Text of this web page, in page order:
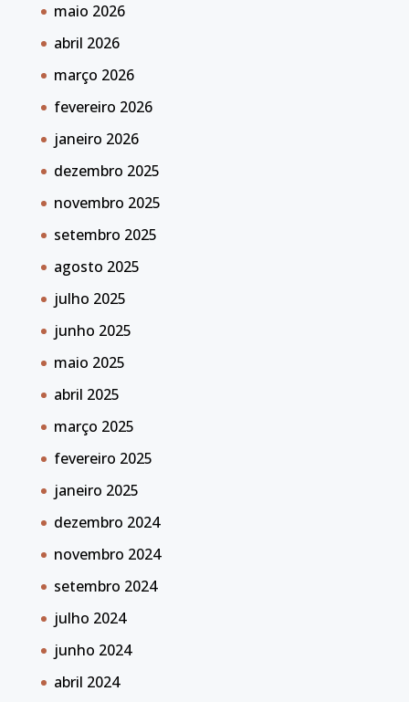
maio 2026
abril 2026
março 2026
fevereiro 2026
janeiro 2026
dezembro 2025
novembro 2025
setembro 2025
agosto 2025
julho 2025
junho 2025
maio 2025
abril 2025
março 2025
fevereiro 2025
janeiro 2025
dezembro 2024
novembro 2024
setembro 2024
julho 2024
junho 2024
abril 2024